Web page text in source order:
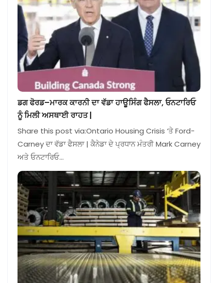
ਡਗ ਫੋਰਡ–ਮਾਰਕ ਕਾਰਨੀ ਦਾ ਵੱਡਾ ਹਾਊਸਿੰਗ ਫੈਸਲਾ, ਓਨਟਾਰਿਓ
ਨੂੰ ਮਿਲੀ ਅਸਥਾਈ ਰਾਹਤ |
Share this post via:Ontario Housing Crisis ‘ਤੇ Ford-
Carney ਦਾ ਵੱਡਾ ਫੈਸਲਾ | ਕੈਨੇਡਾ ਦੇ ਪ੍ਰਧਾਨ ਮੰਤਰੀ Mark Carney
ਅਤੇ ਓਨਟਾਰਿਓ…